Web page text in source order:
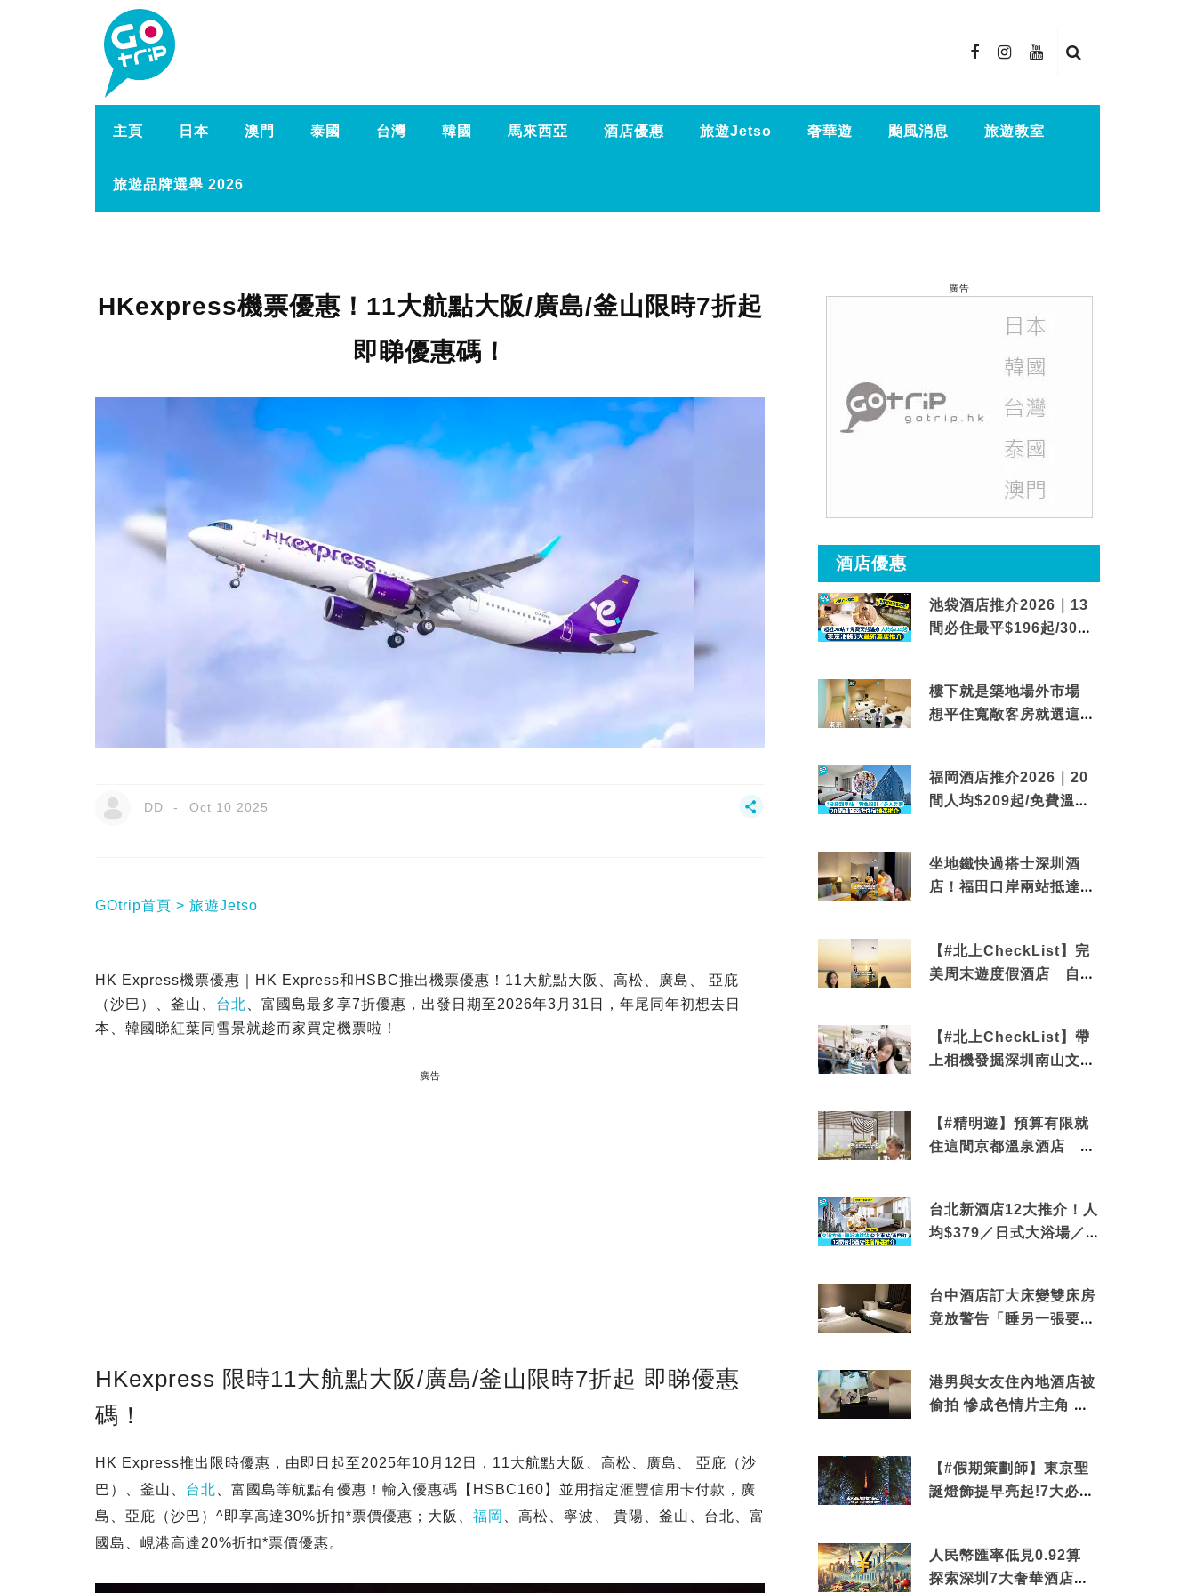
主頁 日本 澳門 泰國 台灣 韓國 馬來西亞 酒店優惠 旅遊Jetso 奢華遊 颱風消息 旅遊教室
旅遊品牌選舉 2026
HKexpress機票優惠！11大航點大阪/廣島/釜山限時7折起
即睇優惠碼！
DD Oct 10 2025
GOtrip首頁 旅遊Jetso
HK Express機票優惠｜HK Express和HSBC推出機票優惠！11大航點大阪、高松、廣島、 亞庇
（沙巴）、釜山、 台北 、富國島最多享7折優惠，出發日期至2026年3月31日，年尾同年初想去日
本、韓國睇紅葉同雪景就趁而家買定機票啦！
廣告
HKexpress 限時11大航點大阪/廣島/釜山限時7折起 即睇優惠
碼！
HK Express推出限時優惠，由即日起至2025年10月12日，11大航點大阪、高松、廣島、 亞庇（沙
巴）、釜山、 台北 、富國島等航點有優惠！輸入優惠碼【HSBC160】並用指定滙豐信用卡付款，廣
島、亞庇（沙巴）^即享高達30%折扣*票價優惠；大阪、 福岡
、高松、寧波、 貴陽、釜山、台北、富
國島、峴港高達20%折扣*票價優惠。
廣告
酒店優惠
池袋酒店推介2026｜13
間必住最平$196起/30秒
樓下就是築地場外市場
想平住寬敞客房就選這間
福岡酒店推介2026｜20
間人均$209起/免費溫泉/
坐地鐵快過搭士深圳酒
店！福田口岸兩站抵達
【#北上CheckList】完
美周末遊度假酒店 自帶
【#北上CheckList】帶
上相機發掘深圳南山文藝
【#精明遊】預算有限就
住這間京都溫泉酒店 車
台北新酒店12大推介！人
均$379／日式大浴場／1
台中酒店訂大床變雙床房
竟放警告「睡另一張要加
港男與女友住內地酒店被
偷拍 慘成色情片主角 鏡
【#假期策劃師】東京聖
誕燈飾提早亮起!7大必去
人民幣匯率低見0.92算
探索深圳7大奢華酒店體